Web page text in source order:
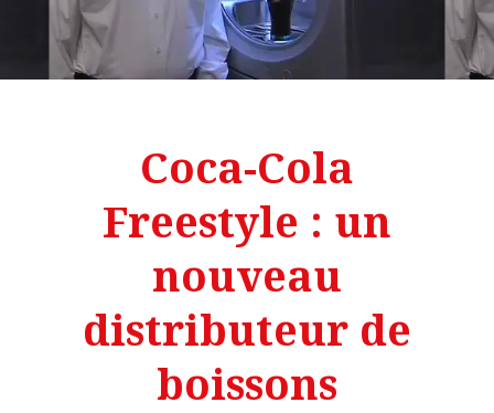
Coca-Cola
Freestyle : un
nouveau
distributeur de
boissons